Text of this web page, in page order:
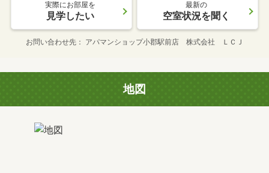
実際にお部屋を
見学したい
最新の
空室状況を聞く
お問い合わせ先 アパマンショップ小郡駅前店 株式会社 ＬＣＪ
地図